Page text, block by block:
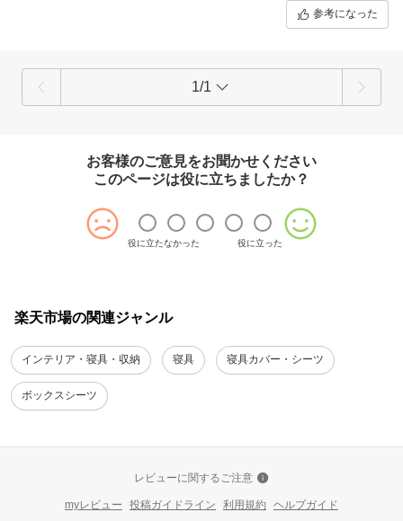
参考になった
1/1
お客様のご意見をお聞かせください
このページは役に立ちましたか？
役に立たなかった 役に立った
楽天市場の関連ジャンル
インテリア・寝具・収納 寝具 寝具カバー・シーツ
ボックスシーツ
レビューに関するご注意
myレビュー 投稿ガイドライン 利用規約 ヘルプガイド